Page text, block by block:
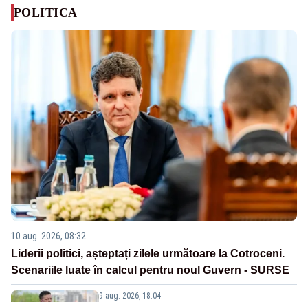
POLITICA
10 aug. 2026, 08:32
Liderii politici, așteptați zilele următoare la Cotroceni.
Scenariile luate în calcul pentru noul Guvern - SURSE
9 aug. 2026, 18:04